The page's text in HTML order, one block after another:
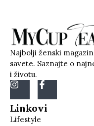
Najbolji ženski
savete. Saznajte o
i životu.
Linkovi
Lifestyle